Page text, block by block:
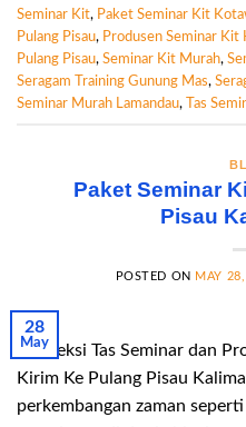
Seminar Kit, Paket Seminar Kit
Pulang Pisau, Produsen Seminar Kit
Pulang Pisau, Seminar Kit Murah,
Seragam Training Gunung Mas,
Seminar Murah Lamandau, Tas
Paket Seminar
Pisau
POSTED ON MAY
28
May
Konveksi Tas Seminar dan
Kirim Ke Pulang Pisau
perkembangan zaman